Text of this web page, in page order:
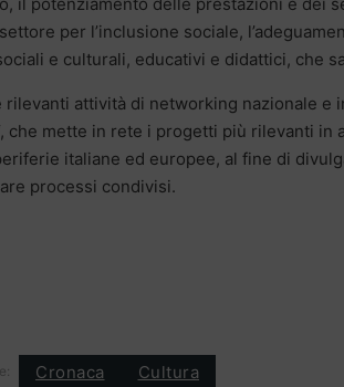
il potenziamento delle prestazioni e dei
per l’inclusione sociale,
e culturali, educativi e didattici, che
rilevanti attività di networking nazionale e
che mette in rete i progetti più rilevanti in
italiane ed europee, al fine di
processi condivisi.
Cronaca Cultura